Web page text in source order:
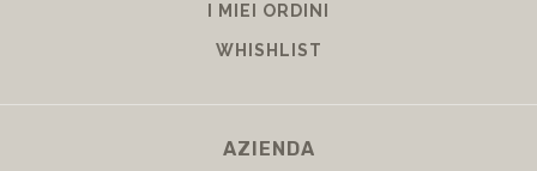
I MIEI ORDINI
WHISHLIST
AZIENDA